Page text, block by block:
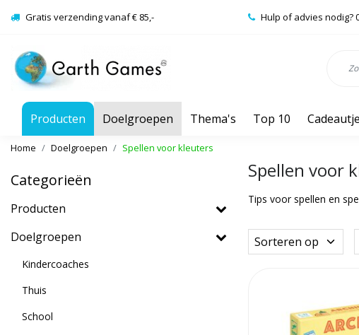
Gratis verzending vanaf € 85,- Hulp of advies nodig?
Producten Doelgroepen Thema's Top 10
Home Doelgroepen Spellen voor kleuters
Categorieën
Producten
Doelgroepen
Kindercoaches
Thuis
School
Spellen voor
Tips voor spellen en
Sorteren op